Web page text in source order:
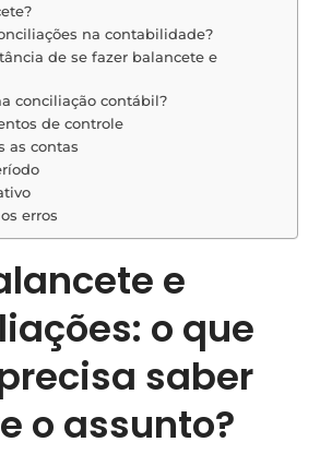
na contabilidade?
de se fazer balancete e
conciliação contábil?
de controle
as contas
erros
e
o que
saber
o assunto?